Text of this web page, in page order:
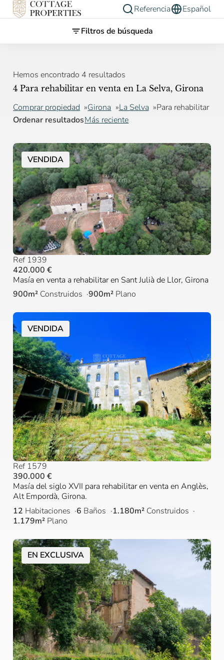
Referencia
Español
Filtros de búsqueda
Hemos encontrado 4 resultados
4 Para rehabilitar en venta en La Selva, Girona
Comprar propiedad Girona La Selva
Para rehabilitar
Ordenar resultadosMás reciente
VENDIDA
Ref 1939
420.000 €
Masía en venta a rehabilitar en Sant Julià de Llor, Girona
900m² Construidos 900m² Plano
VENDIDA
Ref 1579
390.000 €
Masía del siglo XVII para rehabilitar en venta en Anglès,
Alt Empordà, Girona.
12 Habitaciones 6 Baños 1.180m² Construidos
1.179m² Plano
EN EXCLUSIVA